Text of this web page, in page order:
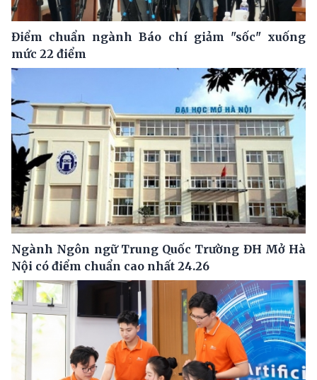
Điểm chuẩn ngành Báo chí giảm "sốc" xuống
mức 22 điểm
Ngành Ngôn ngữ Trung Quốc Trường ĐH Mở Hà
Nội có điểm chuẩn cao nhất 24.26